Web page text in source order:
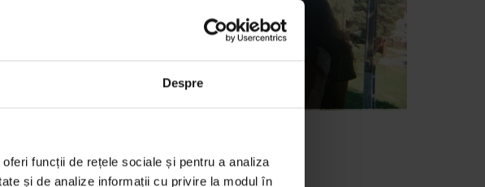
Despre
funcții de rețele sociale și pentru a analiza
și de analize informații cu privire la modul în
fine
Fetele și corpurile lor